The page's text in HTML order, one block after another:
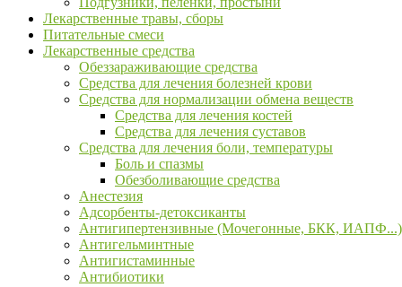
Лекарственные травы, сборы
Питательные смеси
Лекарственные средства
Обеззараживающие средства
Средства для лечения болезней крови
Средства для нормализации обмена веществ
Средства для лечения костей
Средства для лечения суставов
Средства для лечения боли, температуры
Боль и спазмы
Обезболивающие средства
Анестезия
Адсорбенты-детоксиканты
Антигипертензивные (Мочегонные, БКК, ИАПФ...)
Антигельминтные
Антигистаминные
Антибиотики